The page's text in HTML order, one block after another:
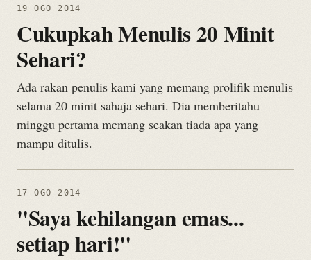
19 OGO 2014
Cukupkah Menulis 20 Minit
Sehari?
Ada rakan penulis kami yang memang prolifik menulis
selama 20 minit sahaja sehari. Dia memberitahu
minggu pertama memang seakan tiada apa yang
mampu ditulis.
17 OGO 2014
"Saya kehilangan emas...
setiap hari!"